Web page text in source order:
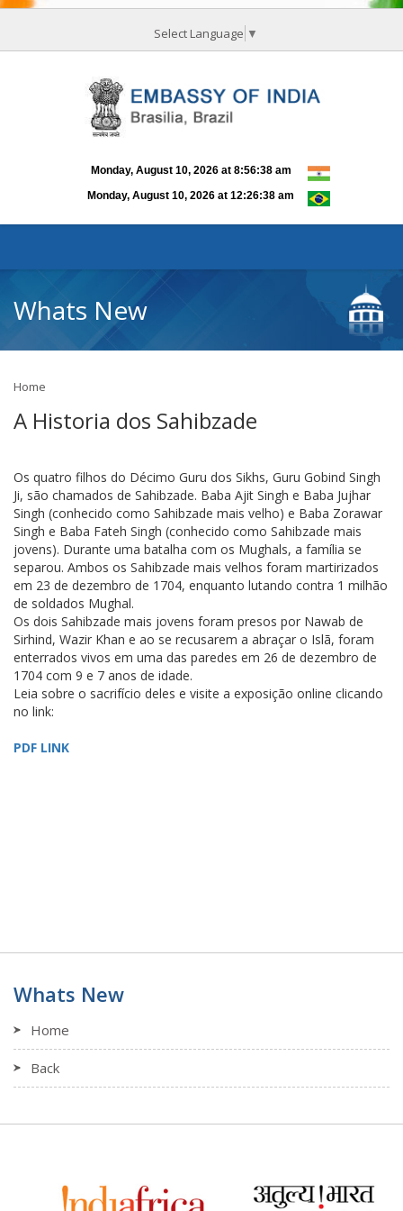
Select Language ▼
Whats New
Home
A Historia dos Sahibzade
Os quatro filhos do Décimo Guru dos Sikhs, Guru Gobind Singh
Ji, são chamados de Sahibzade. Baba Ajit Singh e Baba Jujhar
Singh (conhecido como Sahibzade mais velho) e Baba Zorawar
Singh e Baba Fateh Singh (conhecido como Sahibzade mais
jovens). Durante uma batalha com os Mughals, a família se
separou. Ambos os Sahibzade mais velhos foram martirizados
em 23 de dezembro de 1704, enquanto lutando contra 1 milhão
de soldados Mughal.
Os dois Sahibzade mais jovens foram presos por Nawab de
Sirhind, Wazir Khan e ao se recusarem a abraçar o Islã, foram
enterrados vivos em uma das paredes em 26 de dezembro de
1704 com 9 e 7 anos de idade.
Leia sobre o sacrifício deles e visite a exposição online clicando
no link:
PDF LINK
Whats New
Home
Back